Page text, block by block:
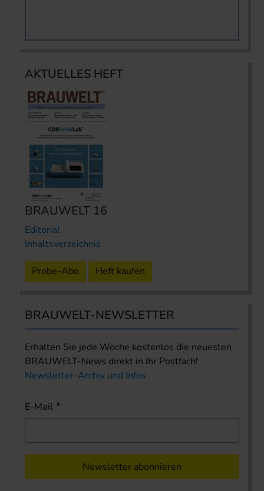
AKTUELLES HEFT
BRAUWELT 16
Editorial
Inhaltsverzeichnis
Probe-Abo Heft kaufen
BRAUWELT-NEWSLETTER
Erhalten Sie jede Woche kostenlos die neuesten
BRAUWELT-News direkt in Ihr Postfach!
Newsletter-Archiv und Infos
E-Mail
Newsletter abonnieren